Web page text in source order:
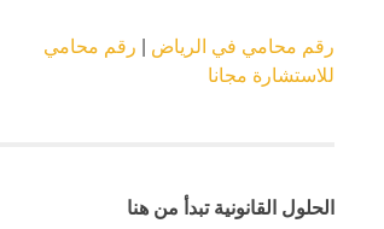
رقم محامي في الرياض
رقم محامي
للاستشارة مجانا
الحلول القانونية تبدأ من هنا